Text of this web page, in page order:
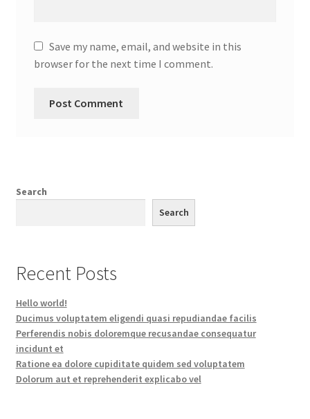
Save my name, email, and website in this
browser for the next time I comment.
Search
Search
Recent Posts
Hello world!
Ducimus voluptatem eligendi quasi repudiandae facilis
Perferendis nobis doloremque recusandae consequatur
incidunt et
Ratione ea dolore cupiditate quidem sed voluptatem
Dolorum aut et reprehenderit explicabo vel